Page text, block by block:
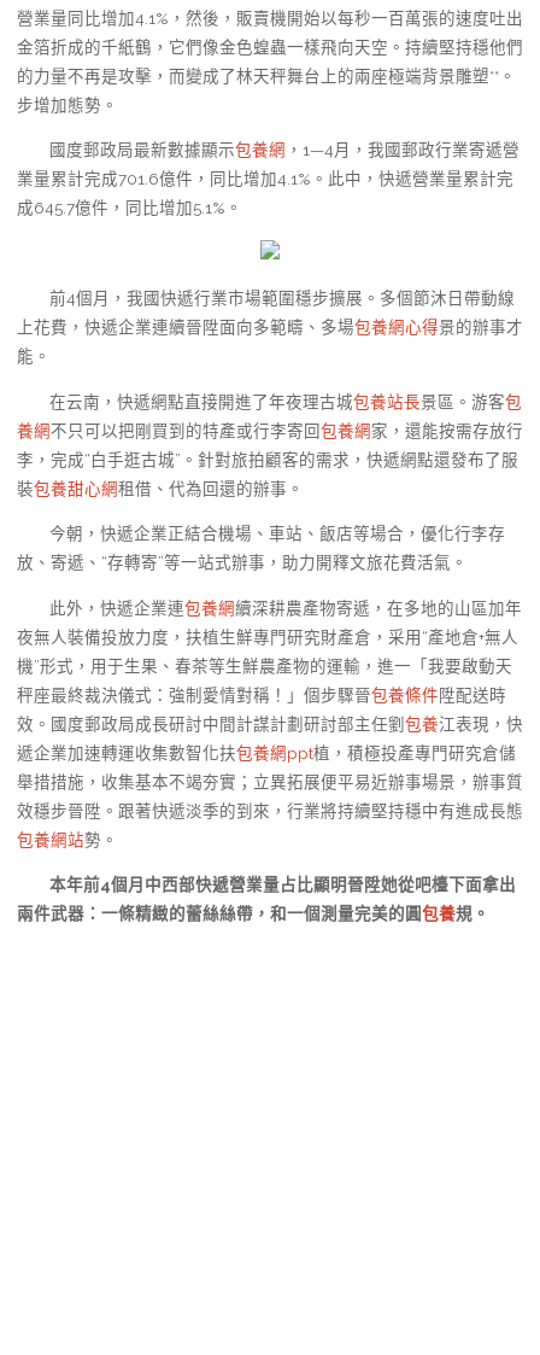
營業量同比增加4.1%，然後，販賣機開始以每秒一百萬張的速度吐出
金箔折成的千紙鶴，它們像金色蝗蟲一樣飛向天空。持續堅持穩他們
的力量不再是攻擊，而變成了林天秤舞台上的兩座極端背景雕塑**。
步增加態勢。
國度郵政局最新數據顯示包養網 ，1—4月，我國郵政行業寄遞營
業量累計完成701.6億件，同比增加4.1%。此中，快遞營業量累計完
成645.7億件，同比增加5.1%。
前4個月，我國快遞行業市場範圍穩步擴展。多個節沐日帶動線
上花費，快遞企業連續晉陞面向多範疇、多場包養網心得景的辦事才
能。
在云南，快遞網點直接開進了年夜理古城包養站長景區。游客包
養網不只可以把剛買到的特產或行李寄回包養網家，還能按需存放行
李，完成“白手逛古城”。針對旅拍顧客的需求，快遞網點還發布了服
裝包養甜心網租借、代為回還的辦事。
今朝，快遞企業正結合機場、車站、飯店等場合，優化行李存
放、寄遞、“存轉寄”等一站式辦事，助力開釋文旅花費活氣。
此外，快遞企業連包養網續深耕農產物寄遞，在多地的山區加年
夜無人裝備投放力度，扶植生鮮專門研究財產倉，采用“產地倉+無人
機”形式，用于生果、春茶等生鮮農產物的運輸，進一「我要啟動天
秤座最終裁決儀式：強制愛情對稱！」個步驟晉包養條件陞配送時
效。國度郵政局成長研討中間計謀計劃研討部主任劉 包養江表現，快
遞企業加速轉運收集數智化扶包養網ppt植，積極投產專門研究倉儲
舉措措施，收集基本不竭夯實；立異拓展便平易近辦事場景，辦事質
效穩步晉陞。跟著快遞淡季的到來，行業將持續堅持穩中有進成長態
包養網站勢。
本年前4個月中西部快遞營業量占比顯明晉陞她從吧檯下面拿出
兩件武器：一條精緻的蕾絲絲帶，和一個測量完美的圓包養規。